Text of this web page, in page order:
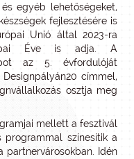
egyéb lehetőségeket,
fejlesztésére is
Unió által 2023-ra
Éve is adja. A
az 5. évfordulóját
címmel,
osztja meg
mellett a fesztivál
programmal színesítik a
partnervárosokban. Idén